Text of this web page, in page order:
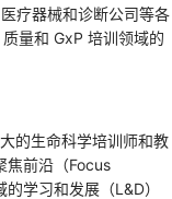
疗器械和诊断公司等各
量和 GxP 培训领域的
的生命科学培训师和教
焦前沿（Focus
学习和发展（L&D）